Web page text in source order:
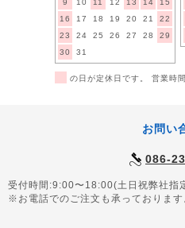
16
17 18 19 20 21
22
23
24 25 26 27 28
29
30
31
の日が定休日です。 営業時
お問い
086-
受付時間:9:00〜18:00(土日祝弊社指
※お電話でのご注文も承っております